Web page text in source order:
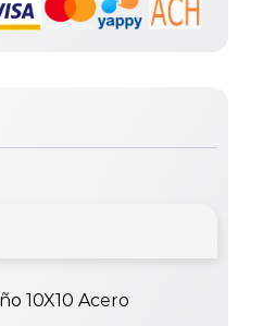
10X10 Acero